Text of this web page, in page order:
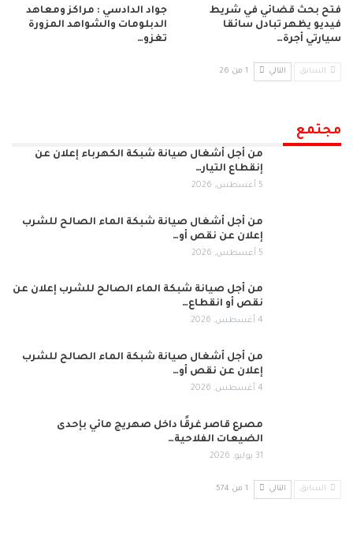
فتح بحث قضائي في شريط
فيديو يظهر تبادل سائقا
سيارتي أجرة…
جواد الدادسي : مراكز ومعاهد
الدبلومات والشواهد المزورة
تغزو…
السابق التالي 1 من 26
مجتمع
من أجل أشغال صيانة شبكة الكهرباء إعلان عن
إنقطاع التيار…
5 أغسطس, 2026
من أجل أشغال صيانة شبكة الماء الصالح للشرب
إعلان عن نقص أو…
5 أغسطس, 2026
من أجل صيانة شبكة الماء الصالح للشرب إعلان عن
نقص أو انقطاع…
4 أغسطس, 2026
من أجل أشغال صيانة شبكة الماء الصالح للشرب
إعلان عن نقص أو…
4 أغسطس, 2026
مصرع قاصر غرقًا داخل صهريج مائي بإحدى
الضيعات الفلاحية…
31 يوليو, 2026
السابق التالي 1 من 574